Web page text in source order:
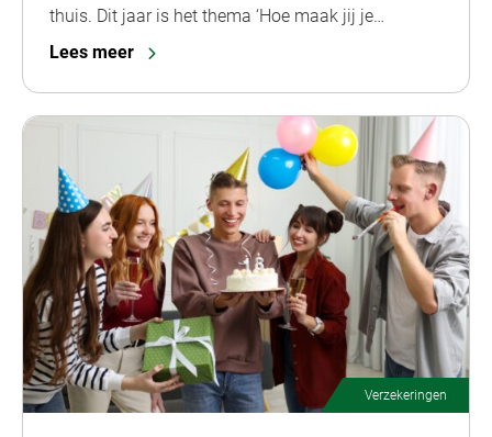
thuis. Dit jaar is het thema ‘Hoe maak jij je…
Lees meer
Verzekeringen